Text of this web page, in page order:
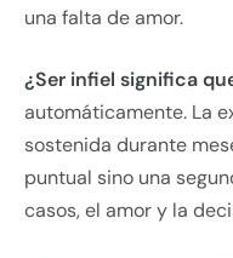
una falta de amor.
¿Ser infiel significa
automáticamente. La
sostenida durante
puntual sino una
casos, el amor y la